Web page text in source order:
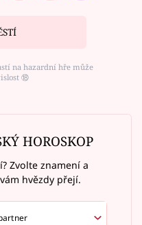
na hazardní hře může
⑱
HOROSKOP
Zvolte znamení a
hvězdy přejí.